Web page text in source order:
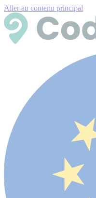
Aller au contenu principal